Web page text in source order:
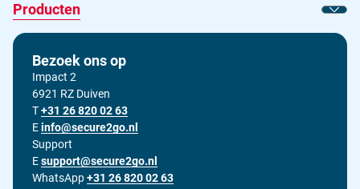
Producten
Toon
Bezoek ons op
Impact 2
6921 RZ Duiven
TBel ons op
+31 26 820 02 63
EStuur ons een e-mail op
info@secure2go.nl
Support
EStuur onze support afdeling een e-mail op
support@secure2go.nl
WhatsApp+31 26 820 02 63